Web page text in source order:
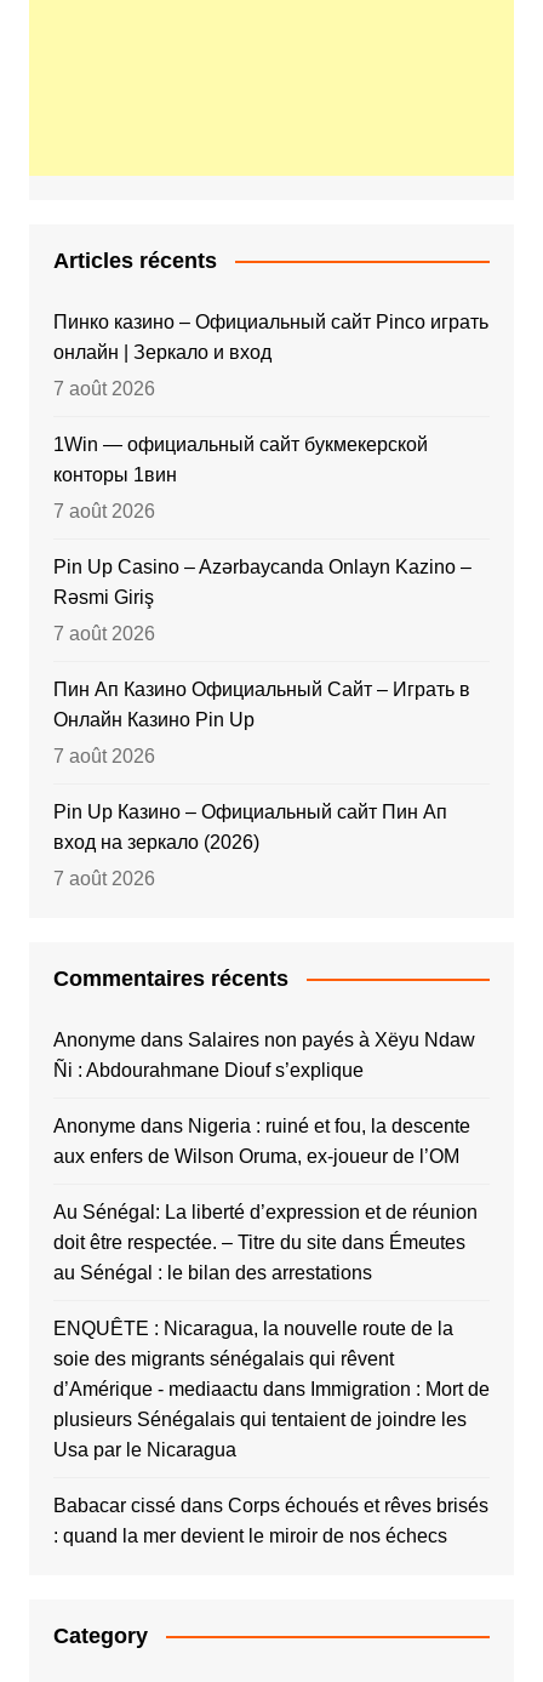
Articles récents
Пинко казино – Официальный сайт Pinco играть
онлайн | Зеркало и вход
7 août 2026
1Win — официальный сайт букмекерской
конторы 1вин
7 août 2026
Pin Up Casino – Azərbaycanda Onlayn Kazino –
Rəsmi Giriş
7 août 2026
Пин Ап Казино Официальный Сайт – Играть в
Онлайн Казино Pin Up
7 août 2026
Pin Up Казино – Официальный сайт Пин Ап
вход на зеркало (2026)
7 août 2026
Commentaires récents
Anonymedans Salaires non payés à Xëyu Ndaw
Ñi : Abdourahmane Diouf s’explique
Anonymedans Nigeria : ruiné et fou, la descente
aux enfers de Wilson Oruma, ex-joueur de l’OM
Au Sénégal: La liberté d’expression et de réunion
doit être respectée. – Titre du sitedans Émeutes
au Sénégal : le bilan des arrestations
ENQUÊTE : Nicaragua, la nouvelle route de la
soie des migrants sénégalais qui rêvent
d’Amérique - mediaactu dans Immigration : Mort de
plusieurs Sénégalais qui tentaient de joindre les
Usa par le Nicaragua
Babacar cissédans Corps échoués et rêves brisés
: quand la mer devient le miroir de nos échecs
Category